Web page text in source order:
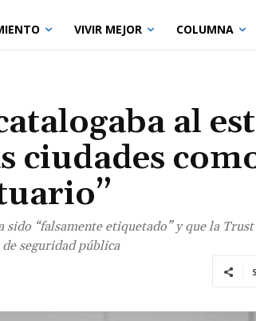
VIVIR MEJOR COLUMNA
al
ciudades
“falsamente etiquetado” y que la
seguridad pública